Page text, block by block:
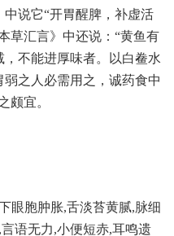
说它“开胃醒脾，补虚活
草汇言》中还说：“黄鱼有
不能进厚味者。以白鲞水
之人必需用之，诚药食中
颇宜。
眼胞肿胀,舌淡苔黄腻,脉细
语无力,小便短赤,耳鸣遗